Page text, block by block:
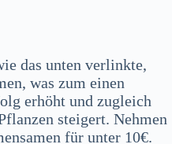
das unten verlinkte,
was zum einen
erhöht und zugleich
steigert. Nehmen
für unter 10€.